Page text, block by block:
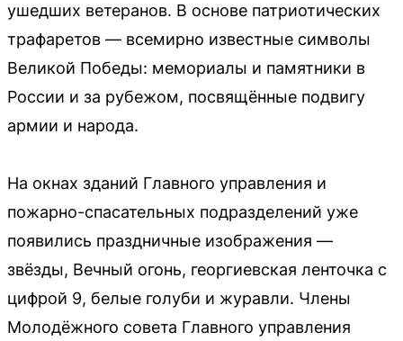
ушедших ветеранов. В основе патриотических
трафаретов — всемирно известные символы
Великой Победы: мемориалы и памятники в
России и за рубежом, посвящённые подвигу
армии и народа.
На окнах зданий Главного управления и
пожарно-спасательных подразделений уже
появились праздничные изображения —
звёзды, Вечный огонь, георгиевская ленточка с
цифрой 9, белые голуби и журавли. Члены
Молодёжного совета Главного управления